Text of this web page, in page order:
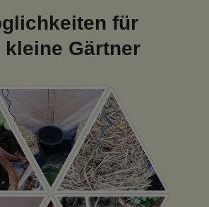
für
Gärtner